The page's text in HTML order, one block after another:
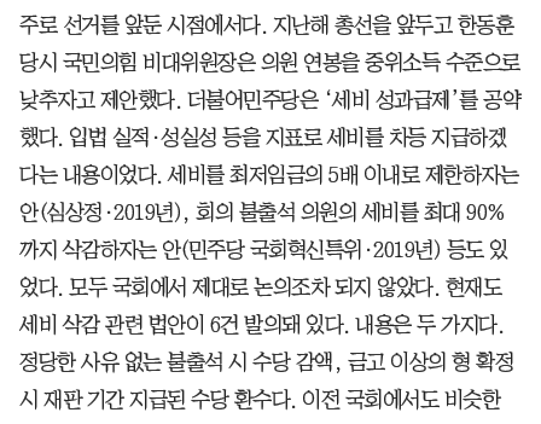
주로 선거를 앞둔 시점에서다. 지난해 총선을 앞두고 한동훈
당시 국민의힘 비대위원장은 의원 연봉을 중위소득 수준으로
낮추자고 제안했다. 더불어민주당은 ‘세비 성과급제’를 공약
했다. 입법 실적·성실성 등을 지표로 세비를 차등 지급하겠
다는 내용이었다. 세비를 최저임금의 5배 이내로 제한하자는
안(심상정·2019년), 회의 불출석 의원의 세비를 최대 90%
까지 삭감하자는 안(민주당 국회혁신특위·2019년) 등도 있
었다. 모두 국회에서 제대로 논의조차 되지 않았다. 현재도
세비 삭감 관련 법안이 6건 발의돼 있다. 내용은 두 가지다.
정당한 사유 없는 불출석 시 수당 감액, 금고 이상의 형 확정
시 재판 기간 지급된 수당 환수다. 이전 국회에서도 비슷한